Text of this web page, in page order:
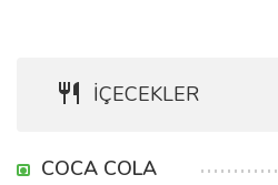
İÇECEKLER
COCA COLA